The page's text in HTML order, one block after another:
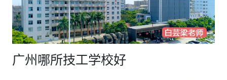
广州哪所技工学校好